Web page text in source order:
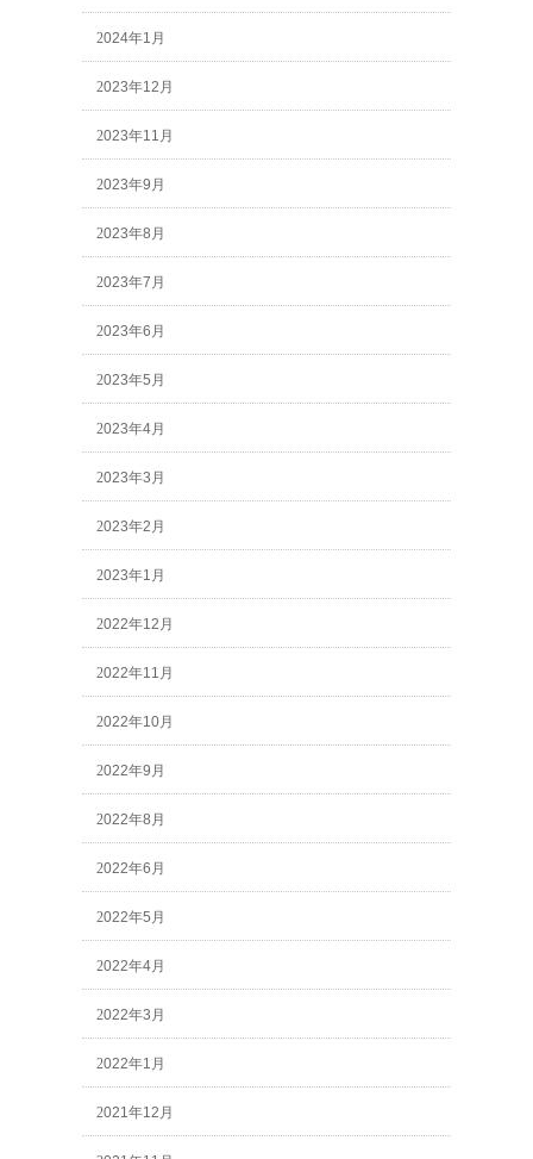
2024年1月
2023年12月
2023年11月
2023年9月
2023年8月
2023年7月
2023年6月
2023年5月
2023年4月
2023年3月
2023年2月
2023年1月
2022年12月
2022年11月
2022年10月
2022年9月
2022年8月
2022年6月
2022年5月
2022年4月
2022年3月
2022年1月
2021年12月